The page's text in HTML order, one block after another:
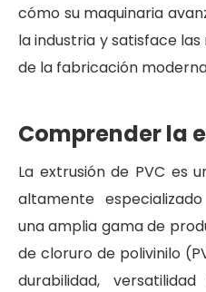
cómo su maquinaria
la industria y satisface
de la fabricación
Comprender la
La extrusión de PVC es
altamente
una amplia gama de
de cloruro de polivinilo
durabilidad,